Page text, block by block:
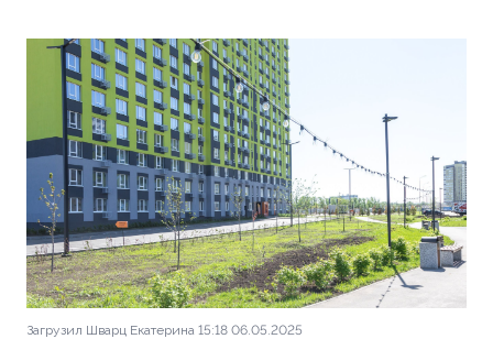
Загрузил Шварц Екатерина 15:18 06.05.2025